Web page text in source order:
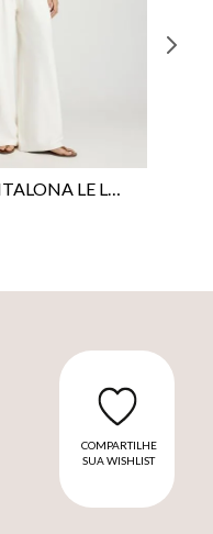
P
CALÇA PANTALONA LE LIS HORI FEMININA
COMPARTILHE
SUA WISHLIST